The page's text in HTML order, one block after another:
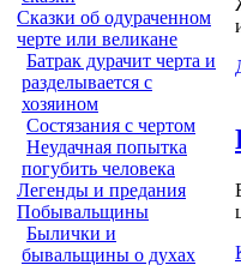
Сказки об одураченном
черте или великане
Батрак дурачит черта и
разделывается с
хозяином
Состязания с чертом
Неудачная попытка
погубить человека
Легенды и предания
Побывальщины
Былички и
бывальщины о духах